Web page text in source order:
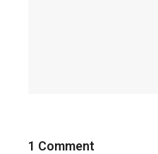
1 Comment